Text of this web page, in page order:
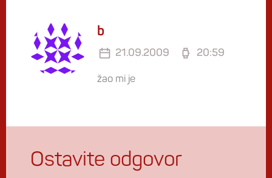
b
21.09.2009 20:59
žao mi je
Ostavite odgovor